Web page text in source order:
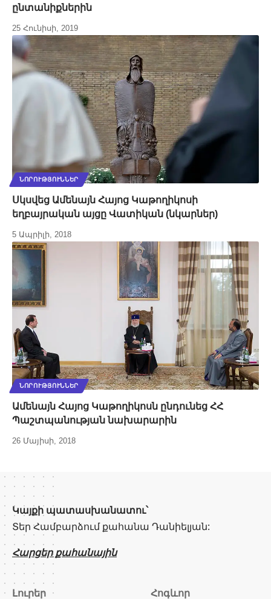
ընտանիքներին
25 Հունիսի, 2019
ՆՈՐՈՒԹՅՈՒՆՆԵՐ
Սկսվեց Ամենայն Հայոց Կաթողիկոսի
եղբայրական այցը Վատիկան (նկարներ)
5 Ապրիլի, 2018
ՆՈՐՈՒԹՅՈՒՆՆԵՐ
Ամենայն Հայոց Կաթողիկոսն ընդունեց ՀՀ
Պաշտպանության նախարարին
26 Մայիսի, 2018
Կայքի պատասխանատու՝
Տեր Համբարձում քահանա Դանիելյան:
Հարցեր քահանային
Լուրեր Հոգևոր